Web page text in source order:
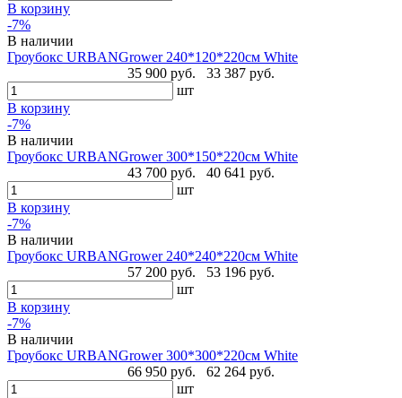
В корзину
-7%
В наличии
Гроубокс URBANGrower 240*120*220см White
35 900 руб.
33 387 руб.
шт
В корзину
-7%
В наличии
Гроубокс URBANGrower 300*150*220см White
43 700 руб.
40 641 руб.
шт
В корзину
-7%
В наличии
Гроубокс URBANGrower 240*240*220см White
57 200 руб.
53 196 руб.
шт
В корзину
-7%
В наличии
Гроубокс URBANGrower 300*300*220см White
66 950 руб.
62 264 руб.
шт